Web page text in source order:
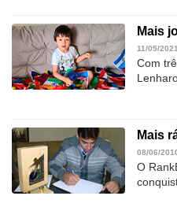
Mais
11/05/
Com
Mais
08/06/
O